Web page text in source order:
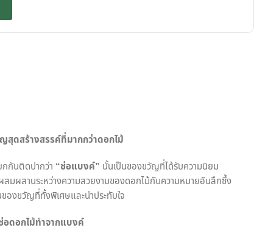
สุดสร้างสรรค์ที่มากกว่าดอกไม้
กกันติดปากว่า “ช่อแบงค์” นั้นเป็นของขวัญที่ได้รับความนิยม
สมผสานระหว่างความสวยงามของดอกไม้กับความหมายอันลึกซึ้ง
ของขวัญที่ทั้งพิเศษและน่าประทับใจ
อดอกไม้ทำจากแบงค์